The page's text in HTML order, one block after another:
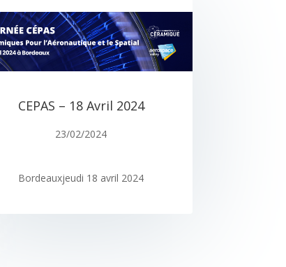
CEPAS – 18 Avril 2024
23/02/2024
Bordeauxjeudi 18 avril 2024